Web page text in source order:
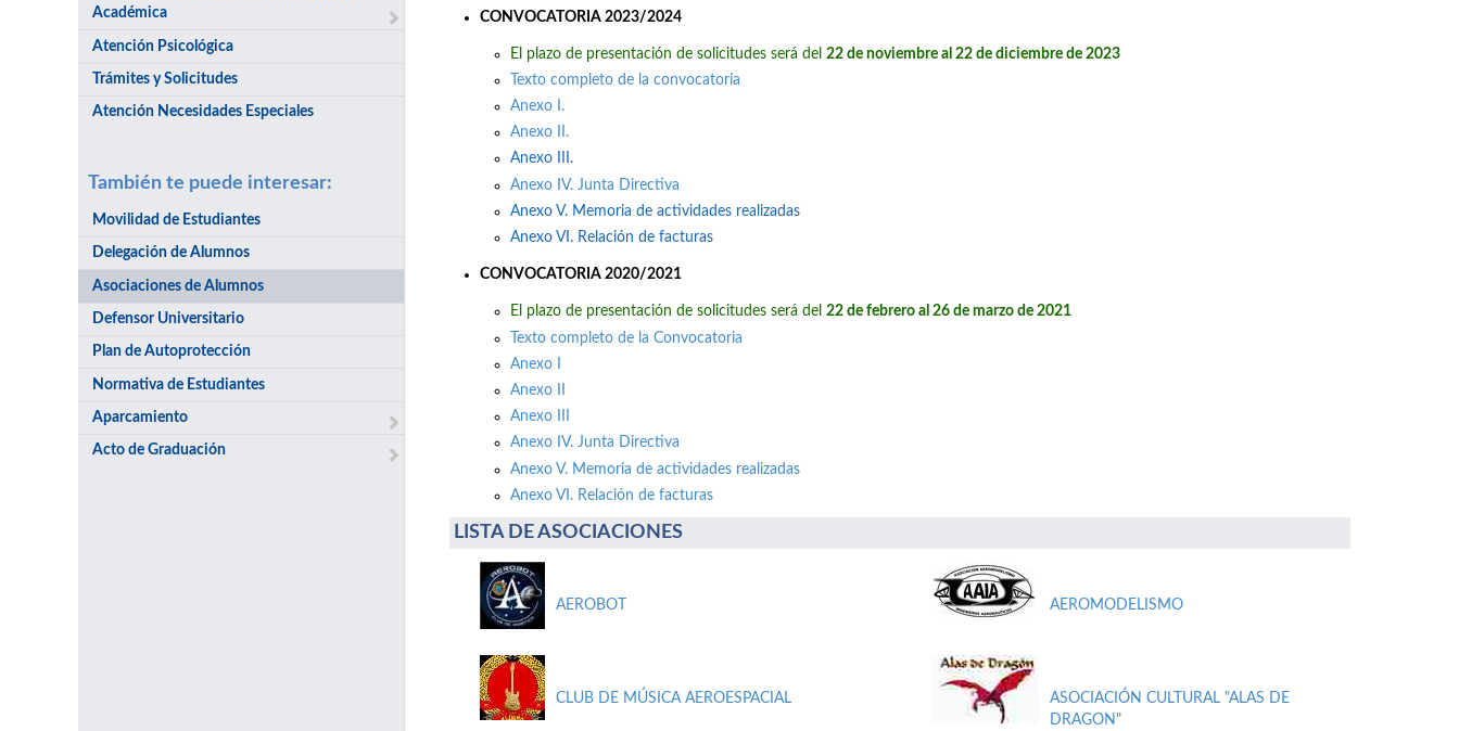
Académica
Atención Psicológica
Trámites y Solicitudes
Atención Necesidades Especiales
También te puede interesar:
Movilidad de Estudiantes
Delegación de Alumnos
Asociaciones de Alumnos
Defensor Universitario
Plan de Autoprotección
Normativa de Estudiantes
Aparcamiento
Acto de Graduación
CONVOCATORIA 2023/2024
El plazo de presentación de solicitudes será del 22 de noviembre al 22 de diciembre de 2023
Texto completo de la convocatoria
Anexo I.
Anexo II.
Anexo III.
Anexo IV. Junta Directiva
Anexo V. Memoria de actividades realizadas
Anexo VI. Relación de facturas
CONVOCATORIA 2020/2021
El plazo de presentación de solicitudes será del 22 de febrero al 26 de marzo de 2021
Texto completo de la Convocatoria
Anexo I
Anexo II
Anexo III
Anexo IV. Junta Directiva
Anexo V. Memoria de actividades realizadas
Anexo VI. Relación de facturas
LISTA DE ASOCIACIONES
AEROBOT AEROMODELISMO
CLUB DE MÚSICA AEROESPACIAL
ASOCIACIÓN CULTURAL "ALAS DE
DRAGON"